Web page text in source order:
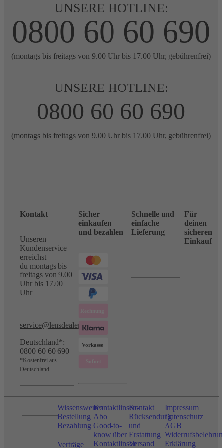
UNSERE HOTLINE:
0800 60 60 690
(montags bis freitags von 9.00 Uhr bis 17.00 Uhr, gebührenfrei)
UNSERE HOTLINE:
0800 60 60 690
(montags bis freitags von 9.00 Uhr bis 17.00 Uhr, gebührenfrei)
Kontakt
Unseren
Kundenservice
erreichst
du montags bis
freitags von 9.00
Uhr bis 17.00
Uhr
service@lensdealer.com
Deutschland*:
0800 60 60 690
*Kostenfrei aus
Deutschland
Sicher
einkaufen
und bezahlen
Schnelle und
einfache
Lieferung
Für
deinen
sicheren
Einkauf
Wissenswertes
Bestellung
Bezahlung
Verträge
Kontaktlinsen-
Abo
Good-to-
know über
Kontaktlinsen
Kontakt
Rücksendung
und
Erstattung
Versand
Impressum
Datenschutz
AGB
Erklärung